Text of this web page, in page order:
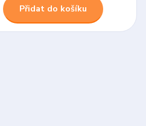
Přidat do košíku